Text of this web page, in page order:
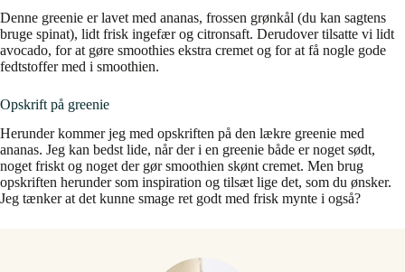
Denne greenie er lavet med ananas, frossen grønkål (du kan sagtens
bruge spinat), lidt frisk ingefær og citronsaft. Derudover tilsatte vi lidt
avocado, for at gøre smoothies ekstra cremet og for at få nogle gode
fedtstoffer med i smoothien.
Opskrift på greenie
Herunder kommer jeg med opskriften på den lækre greenie med
ananas. Jeg kan bedst lide, når der i en greenie både er noget sødt,
noget friskt og noget der gør smoothien skønt cremet. Men brug
opskriften herunder som inspiration og tilsæt lige det, som du ønsker.
Jeg tænker at det kunne smage ret godt med frisk mynte i også?